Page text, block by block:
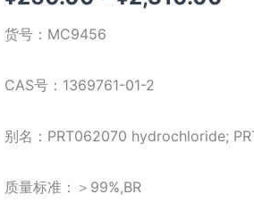
货号： MC9456
CAS号：1369761-01-2
别名：PRT062070 hydrochloride;
质量标准：＞99%,BR